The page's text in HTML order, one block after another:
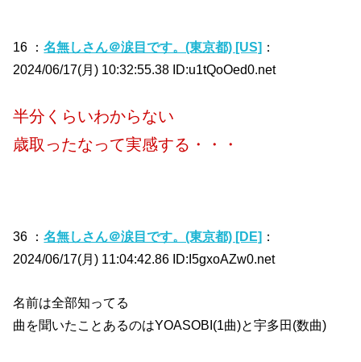
16 ：名無しさん＠涙目です。(東京都) [US] ：
2024/06/17(月) 10:32:55.38 ID:u1tQoOed0.net
半分くらいわからない
歳取ったなって実感する・・・
36 ：名無しさん＠涙目です。(東京都) [DE] ：
2024/06/17(月) 11:04:42.86 ID:I5gxoAZw0.net
名前は全部知ってる
曲を聞いたことあるのはYOASOBI(1曲)と宇多田(数曲)